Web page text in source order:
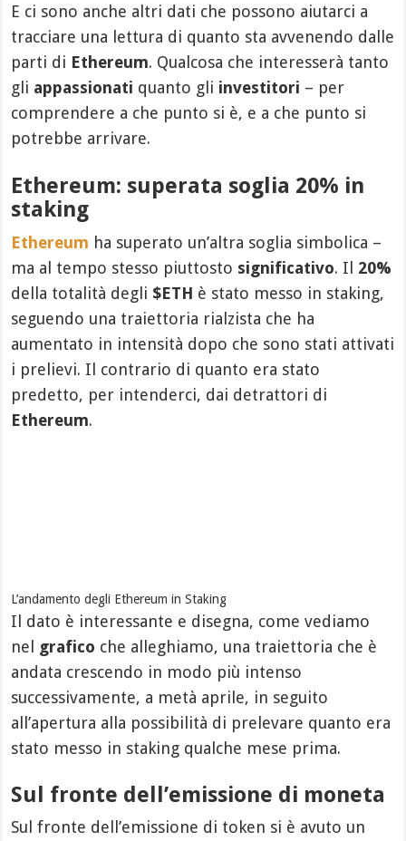
E ci sono anche altri dati che possono aiutarci a
tracciare una lettura di quanto sta avvenendo dalle
parti di Ethereum. Qualcosa che interesserà tanto
gli appassionati quanto gli investitori – per
comprendere a che punto si è, e a che punto si
potrebbe arrivare.
Ethereum: superata soglia 20% in
staking
Ethereum ha superato un’altra soglia simbolica –
ma al tempo stesso piuttosto significativo. Il 20%
della totalità degli $ETH è stato messo in staking,
seguendo una traiettoria rialzista che ha
aumentato in intensità dopo che sono stati attivati
i prelievi. Il contrario di quanto era stato
predetto, per intenderci, dai detrattori di
Ethereum.
L’andamento degli Ethereum in Staking
Il dato è interessante e disegna, come vediamo
nel grafico che alleghiamo, una traiettoria che è
andata crescendo in modo più intenso
successivamente, a metà aprile, in seguito
all’apertura alla possibilità di prelevare quanto era
stato messo in staking qualche mese prima.
Sul fronte dell’emissione di moneta
Sul fronte dell’emissione di token si è avuto un